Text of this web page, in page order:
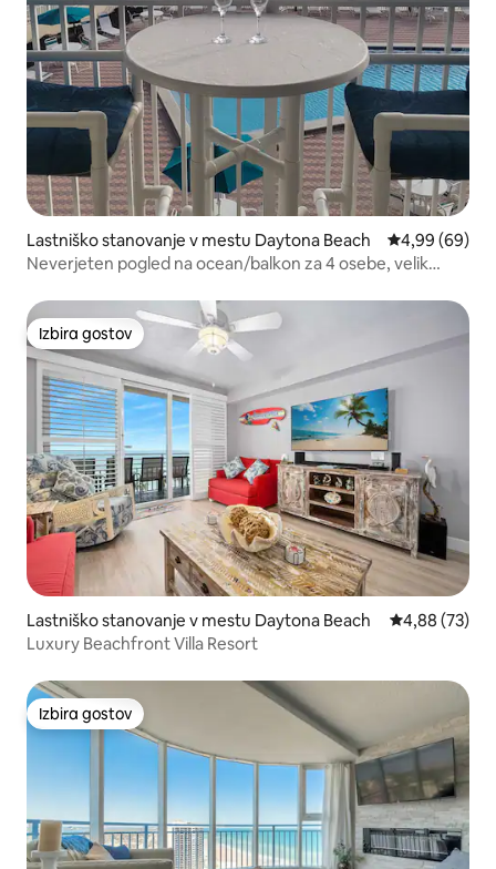
Lastniško stanovanje v mestu Daytona Beach Povprečna
4,99 (69)
Neverjeten pogled na ocean/balkon za 4 osebe, velik
Izbira gostov
Izbira gostov
Lastniško stanovanje v mestu Daytona Beach Povprečna
4,88 (73)
Luxury Beachfront Villa Resort
Izbira gostov
Izbira gostov